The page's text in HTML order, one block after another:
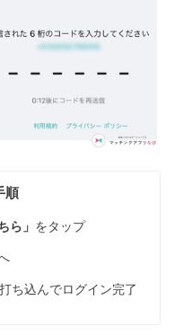
順
ら」 をタップ
ち込んでログイン完了